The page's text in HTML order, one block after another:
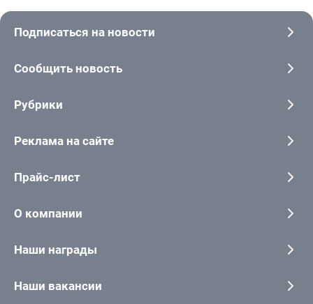
Подписаться на новости
Сообщить новость
Рубрики
Реклама на сайте
Прайс-лист
О компании
Наши награды
Наши вакансии